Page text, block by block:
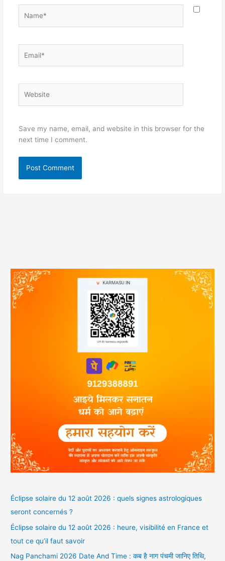
Save my name, email, and website in this browser for the
next time I comment.
Éclipse solaire du 12 août 2026 : quels signes astrologiques
seront concernés ?
Éclipse solaire du 12 août 2026 : heure, visibilité en France et
tout ce qu’il faut savoir
Nag Panchami 2026 Date And Time : कब है नाग पंचमी जानिए तिथि,